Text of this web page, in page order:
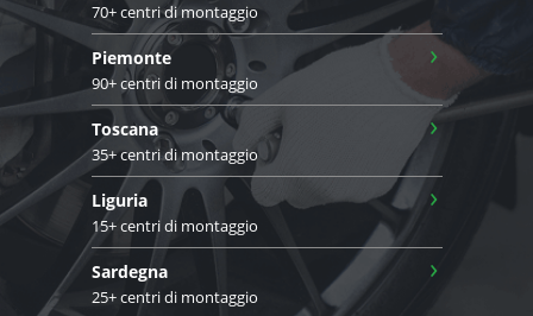
70+ centri di montaggio
Piemonte
90+ centri di montaggio
›
Toscana
35+ centri di montaggio
›
Liguria
15+ centri di montaggio
›
Sardegna
25+ centri di montaggio
›